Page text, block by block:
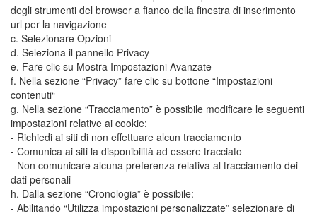
degli strumenti del browser a fianco della finestra di inserimento
url per la navigazione
c. Selezionare Opzioni
d. Seleziona il pannello Privacy
e. Fare clic su Mostra Impostazioni Avanzate
f. Nella sezione “Privacy” fare clic su bottone “Impostazioni
contenuti“
g. Nella sezione “Tracciamento” è possibile modificare le seguenti
impostazioni relative ai cookie:
- Richiedi ai siti di non effettuare alcun tracciamento
- Comunica ai siti la disponibilità ad essere tracciato
- Non comunicare alcuna preferenza relativa al tracciamento dei
dati personali
h. Dalla sezione “Cronologia” è possibile:
- Abilitando “Utilizza impostazioni personalizzate” selezionare di